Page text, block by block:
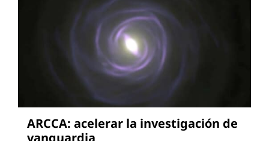
ARCCA: acelerar la investigación de
vanguardia